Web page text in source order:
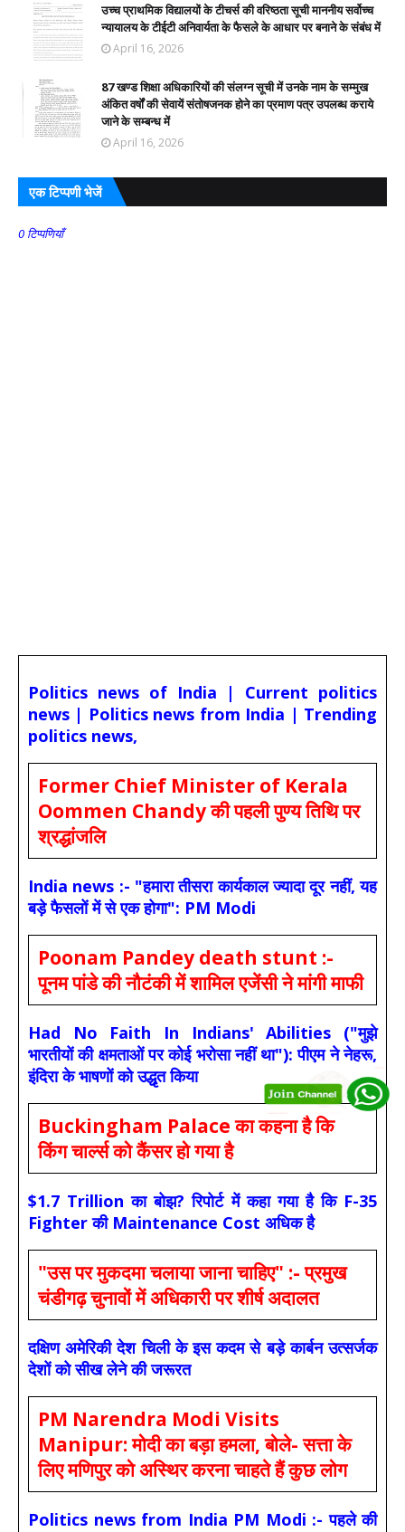
उच्च प्राथमिक विद्यालयों के टीचर्स की वरिष्ठता सूची माननीय सर्वोच्च
न्यायालय के टीईटी अनिवार्यता के फैसले के आधार पर बनाने के संबंध में
April 16, 2026
87 खण्ड शिक्षा अधिकारियों की संलग्न सूची में उनके नाम के सम्मुख
अंकित वर्षों की सेवायें संतोषजनक होने का प्रमाण पत्र उपलब्ध कराये
जाने के सम्बन्ध में
April 16, 2026
एक टिप्पणी भेजें
0 टिप्पणियाँ
Politics news of India | Current politics
news | Politics news from India | Trending
politics news,
Former Chief Minister of Kerala
Oommen Chandy की पहली पुण्य तिथि पर
श्रद्धांजलि
India news :- "हमारा तीसरा कार्यकाल ज्यादा दूर नहीं, यह
बड़े फैसलों में से एक होगा": PM Modi
Poonam Pandey death stunt :-
पूनम पांडे की नौटंकी में शामिल एजेंसी ने मांगी माफी
Had No Faith In Indians' Abilities ("मुझे
भारतीयों की क्षमताओं पर कोई भरोसा नहीं था"): पीएम ने नेहरू,
इंदिरा के भाषणों को उद्धृत किया
Buckingham Palace का कहना है कि
किंग चार्ल्स को कैंसर हो गया है
$1.7 Trillion का बोझ? रिपोर्ट में कहा गया है कि F-35
Fighter की Maintenance Cost अधिक है
"उस पर मुकदमा चलाया जाना चाहिए" :- प्रमुख
चंडीगढ़ चुनावों में अधिकारी पर शीर्ष अदालत
दक्षिण अमेरिकी देश चिली के इस कदम से बड़े कार्बन उत्सर्जक
देशों को सीख लेने की जरूरत
PM Narendra Modi Visits
Manipur: मोदी का बड़ा हमला, बोले- सत्ता के
लिए मणिपुर को अस्थिर करना चाहते हैं कुछ लोग
Politics news from India PM Modi :- पहले की